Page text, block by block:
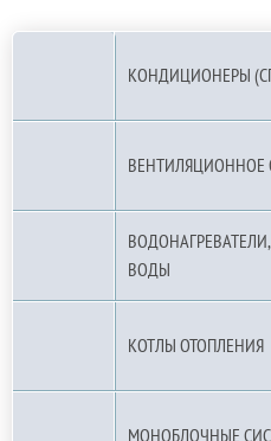
КОНДИЦИОНЕРЫ
ВЕНТИЛЯЦИОННОЕ
ВОДЫ
КОТЛЫ ОТОПЛЕНИЯ
МОНОБЛОЧНЫЕ